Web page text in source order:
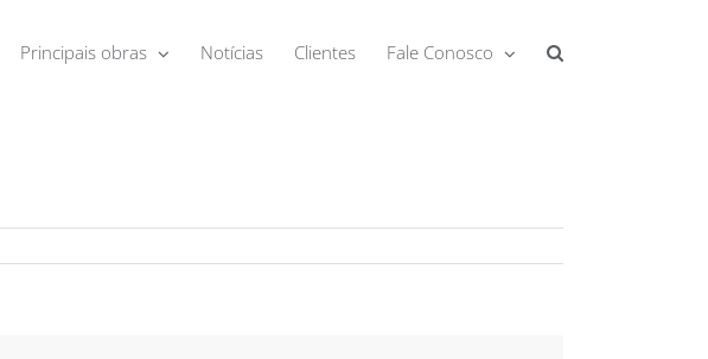
Principais obras Notícias Clientes Fale Conosco